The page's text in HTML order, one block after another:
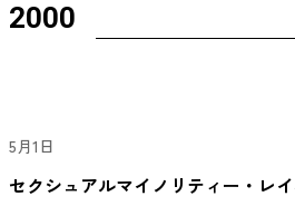
2000
5月1日
セクシュアルマイノリティー・レ